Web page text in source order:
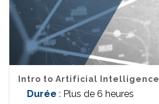
Intro to Artificial Intelligence
Durée : Plus de 6 heures